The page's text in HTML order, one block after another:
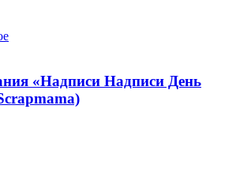
«Надписи Надписи День